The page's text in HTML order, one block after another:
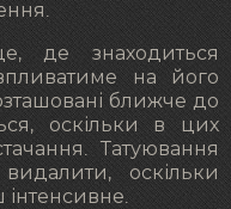
де знаходиться
на його
ближче до
оскільки в цих
Татуювання
оскільки